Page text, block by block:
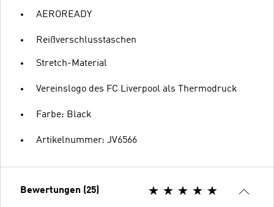
AEROREADY
Reißverschlusstaschen
Stretch-Material
Vereinslogo des FC Liverpool als Thermodruck
Farbe: Black
Artikelnummer: JV6566
Bewertungen (25)